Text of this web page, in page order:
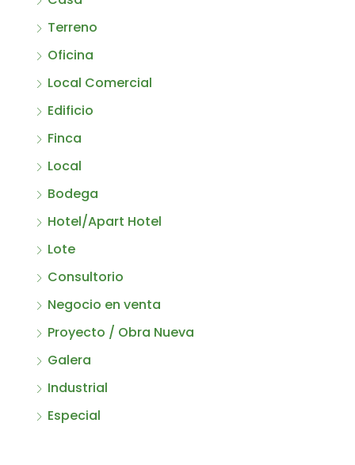
Terreno
Oficina
Local Comercial
Edificio
Finca
Local
Bodega
Hotel/Apart Hotel
Lote
Consultorio
Negocio en venta
Proyecto / Obra Nueva
Galera
Industrial
Especial